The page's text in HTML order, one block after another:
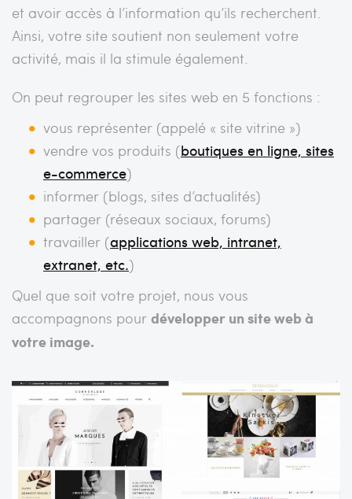
et avoir accès à l’information qu’ils recherchent.
Ainsi, votre site soutient non seulement votre
activité, mais il la stimule également.
On peut regrouper les sites web en 5 fonctions :
vous représenter (appelé « site vitrine »)
vendre vos produits (boutiques en ligne, sites
e-commerce)
informer (blogs, sites d’actualités)
partager (réseaux sociaux, forums)
travailler (applications web, intranet,
extranet, etc.)
Quel que soit votre projet, nous vous
accompagnons pour développer un site web à
votre image.